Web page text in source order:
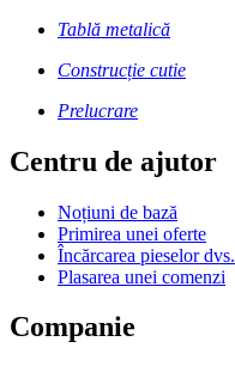
Tablă metalică
Construcție cutie
Prelucrare
Centru de ajutor
Noțiuni de bază
Primirea unei oferte
Încărcarea pieselor dvs.
Plasarea unei comenzi
Companie